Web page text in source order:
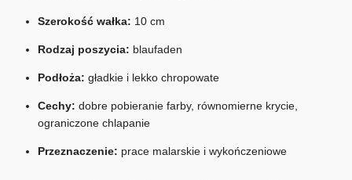
Szerokość wałka: 10 cm
Rodzaj poszycia: blaufaden
Podłoża: gładkie i lekko chropowate
Cechy: dobre pobieranie farby, równomierne krycie,
ograniczone chlapanie
Przeznaczenie: prace malarskie i wykończeniowe